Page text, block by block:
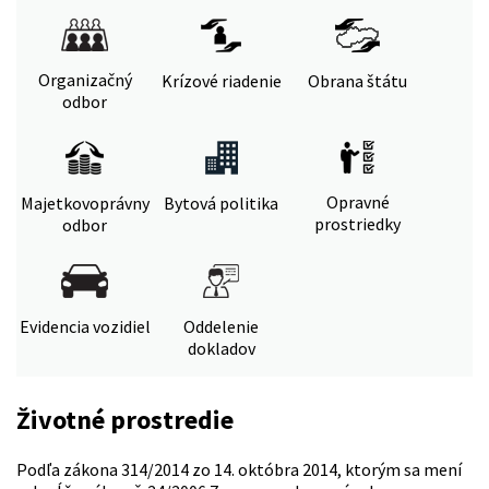
Organizačný
odbor
Krízové riadenie Obrana štátu
Majetkovoprávny
odbor
Bytová politika
Opravné
prostriedky
Evidencia vozidiel
Oddelenie
dokladov
Životné prostredie
Podľa zákona 314/2014 zo 14. októbra 2014, ktorým sa mení